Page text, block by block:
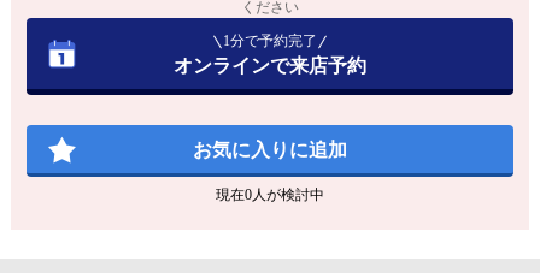
ください
1分で予約完了
オンラインで来店予約
お気に入りに追加
現在0人が検討中